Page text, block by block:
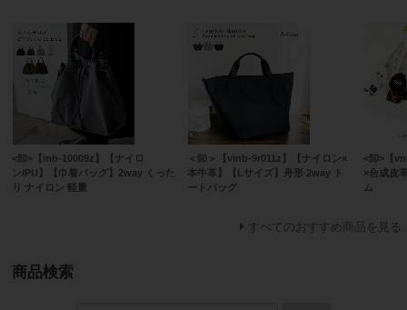
<卸>【inb-10009z】【ナイロ
ン/PU】【巾着バッグ】2way くった
り ナイロン 軽量
＜卸＞【vinb-9r011z】【ナイロン×
本牛革】【Lサイズ】舟形 2way ト
ートバッグ
<卸>【
×合成皮
ム
すべてのおすすめ商品を見る
商品検索